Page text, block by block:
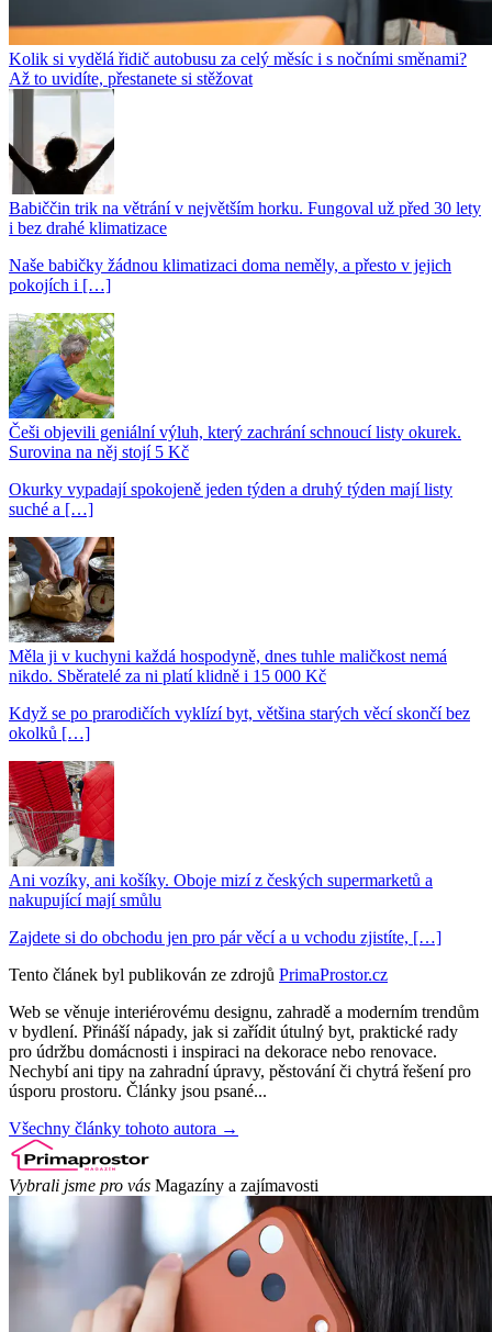
Kolik si vydělá řidič autobusu za celý měsíc i s nočními směnami?
Až to uvidíte, přestanete si stěžovat
Babiččin trik na větrání v největším horku. Fungoval už před 30 lety
i bez drahé klimatizace
Naše babičky žádnou klimatizaci doma neměly, a přesto v jejich
pokojích i […]
Češi objevili geniální výluh, který zachrání schnoucí listy okurek.
Surovina na něj stojí 5 Kč
Okurky vypadají spokojeně jeden týden a druhý týden mají listy
suché a […]
Měla ji v kuchyni každá hospodyně, dnes tuhle maličkost nemá
nikdo. Sběratelé za ni platí klidně i 15 000 Kč
Když se po prarodičích vyklízí byt, většina starých věcí skončí bez
okolků […]
Ani vozíky, ani košíky. Oboje mizí z českých supermarketů a
nakupující mají smůlu
Zajdete si do obchodu jen pro pár věcí a u vchodu zjistíte, […]
Tento článek byl publikován ze zdrojů PrimaProstor.cz
Web se věnuje interiérovému designu, zahradě a moderním trendům
v bydlení. Přináší nápady, jak si zařídit útulný byt, praktické rady
pro údržbu domácnosti i inspiraci na dekorace nebo renovace.
Nechybí ani tipy na zahradní úpravy, pěstování či chytrá řešení pro
úsporu prostoru. Články jsou psané...
Všechny články tohoto autora →
Vybrali jsme pro vás Magazíny a zajímavosti